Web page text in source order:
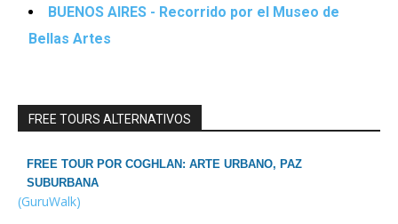
BUENOS AIRES - Recorrido por el Museo de
Bellas Artes
FREE TOURS ALTERNATIVOS
FREE TOUR POR COGHLAN: ARTE URBANO, PAZ
SUBURBANA
(GuruWalk)